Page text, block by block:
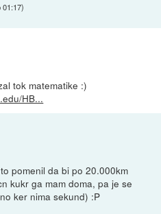
01:17)
tok matematike :)
HB...
pomenil da bi po 20.000km
kukr ga mam doma, pa je se
ker nima sekund) :P